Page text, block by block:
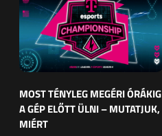
MOST TÉNYLEG MEGÉRI ÓRÁKIG
A GÉP ELŐTT ÜLNI – MUTATJUK,
MIÉRT